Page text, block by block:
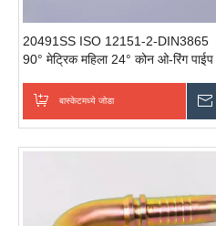
20491SS ISO 12151-2-DIN3865
90° मेट्रिक महिला 24° कोन ओ-रिंग पाईप
जोडपे
बास्केटमध्ये जोडा